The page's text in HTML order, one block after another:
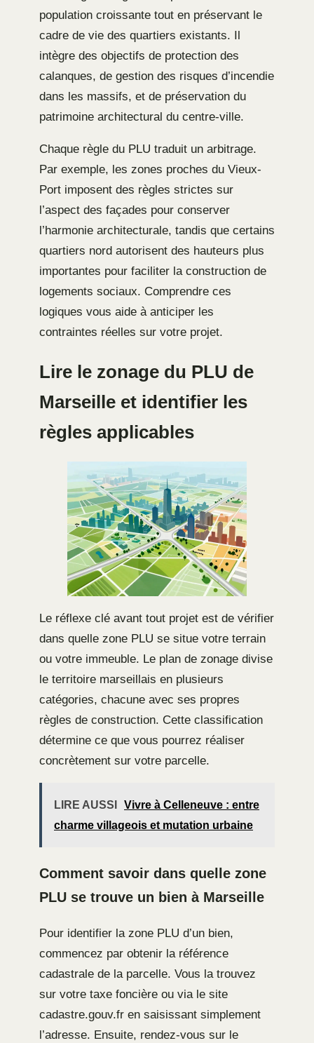
population croissante tout en préservant le
cadre de vie des quartiers existants. Il
intègre des objectifs de protection des
calanques, de gestion des risques d’incendie
dans les massifs, et de préservation du
patrimoine architectural du centre-ville.
Chaque règle du PLU traduit un arbitrage.
Par exemple, les zones proches du Vieux-
Port imposent des règles strictes sur
l’aspect des façades pour conserver
l’harmonie architecturale, tandis que certains
quartiers nord autorisent des hauteurs plus
importantes pour faciliter la construction de
logements sociaux. Comprendre ces
logiques vous aide à anticiper les
contraintes réelles sur votre projet.
Lire le zonage du PLU de
Marseille et identifier les
règles applicables
Le réflexe clé avant tout projet est de vérifier
dans quelle zone PLU se situe votre terrain
ou votre immeuble. Le plan de zonage divise
le territoire marseillais en plusieurs
catégories, chacune avec ses propres
règles de construction. Cette classification
détermine ce que vous pourrez réaliser
concrètement sur votre parcelle.
LIRE AUSSI
Vivre à Celleneuve : entre
charme villageois et mutation urbaine
Comment savoir dans quelle zone
PLU se trouve un bien à Marseille
Pour identifier la zone PLU d’un bien,
commencez par obtenir la référence
cadastrale de la parcelle. Vous la trouvez
sur votre taxe foncière ou via le site
cadastre.gouv.fr en saisissant simplement
l’adresse. Ensuite, rendez-vous sur le